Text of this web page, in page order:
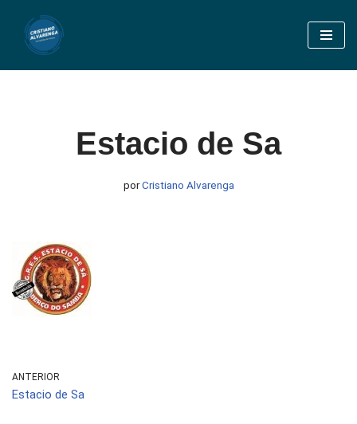
Pular
Estacio de Sa
porCristiano Alvarenga
ANTERIOR
Estacio de Sa